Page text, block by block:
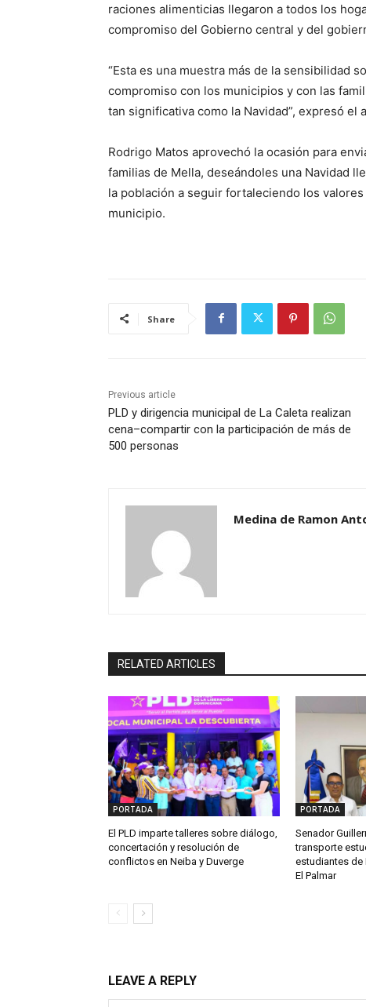
raciones alimenticias llegaron a todos los
compromiso del Gobierno central y del
“Esta es una muestra más de la sensibilidad
compromiso con los municipios y con las
tan significativa como la Navidad”, expresó el
Rodrigo Matos aprovechó la ocasión para
familias de Mella, deseándoles una Navidad
la población a seguir fortaleciendo los
municipio.
Share
Previous article
PLD y dirigencia municipal de La Caleta realizan
cena–compartir con la participación de más de
500 personas
Medina de Ramon
RELATED ARTICLES
PORTADA
El PLD imparte talleres sobre diálogo,
concertación y resolución de
conflictos en Neiba y Duverge
PORTADA
Senador
transporte
estudiantes de
El Palmar
LEAVE A REPLY